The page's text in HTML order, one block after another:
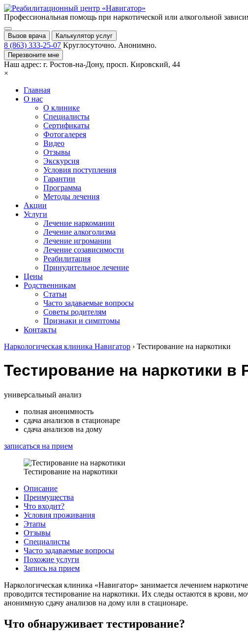
Профессиональная помощь при наркотической или алкогольной
Вызов врача Калькулятор услуг
8 (863) 333-25-07 Круглосуточно. Анонимно.
Перезвоните мне
Наш адрес: г. Ростов-на-Дону, просп. Кировский, 44
×
Главная
О нас
О клинике
Специалисты
Сертификаты
Фотогалерея
Видео
Отзывы
Экскурсия
Условия поступления
Гарантии
Программа
Методы лечения
Акции
Услуги
Лечение наркомании
Лечение алкоголизма
Лечение игромании
Лечение созависимости
Реабилитация
Принудительное лечение
Цены
Родственникам
Статьи
Часто задаваемые вопросы
Советы родителям
Признаки и симптомы
Контакты
Наркологическая клиника Навигатор › Тестирование на наркотики
Тестирование на наркотики в
универсальный анализ
полная анонимность
сдача анализов в стационаре
сдача анализов на дому
записаться на прием
Тестирование на наркотики
Описание
Преимущества
Что входит?
Условия проживания
Этапы
Отзывы
Специалисты
Часто задаваемые вопросы
Похожие услуги
Запись на прием
Наркологическая клиника «Навигатор» занимается лечением
проводится тестирование на наркотики. Их следы остаются в крови,
анонимную сдачу анализов на дому или в стационаре.
Что обнаруживает тестирование?